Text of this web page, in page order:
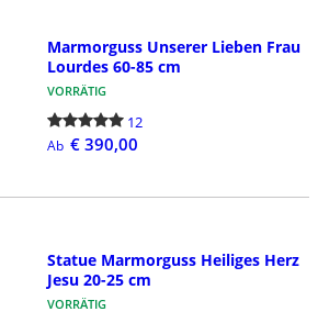
Marmorguss Unserer Lieben Frau
Lourdes 60-85 cm
VORRÄTIG
12
Ab € 390,00
Statue Marmorguss Heiliges Herz
Jesu 20-25 cm
VORRÄTIG